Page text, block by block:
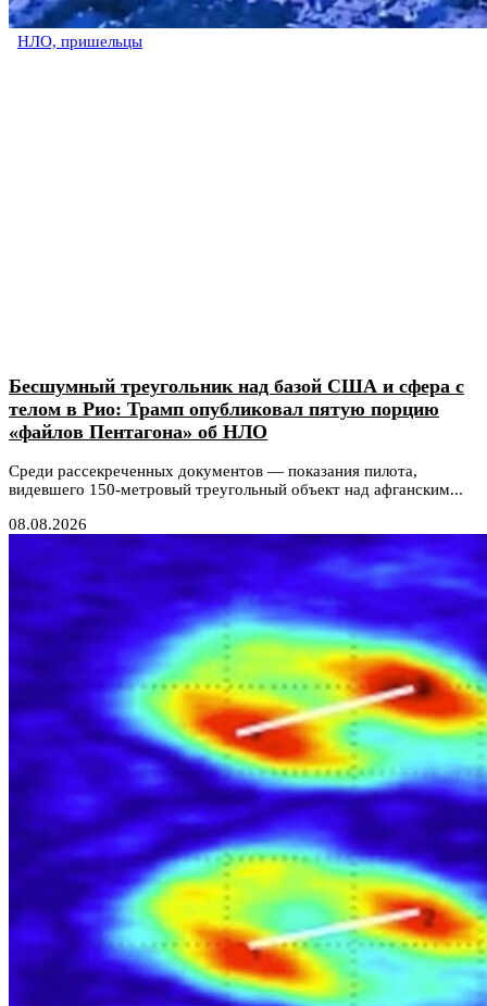
НЛО, пришельцы
Бесшумный треугольник над базой США и сфера с
телом в Рио: Трамп опубликовал пятую порцию
«файлов Пентагона» об НЛО
Среди рассекреченных документов — показания пилота,
видевшего 150-метровый треугольный объект над афганским...
08.08.2026